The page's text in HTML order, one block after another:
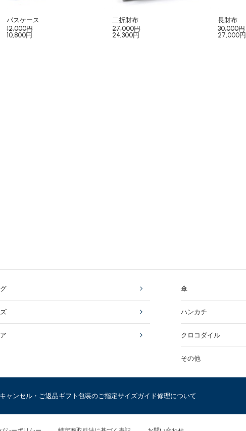
パスケース
12,000円
10,800円
二折財布
27,000円
24,300円
長財布
30,000円
27,000円
傘
ハンカチ
クロコダイル
その他
キャンセル・ご返品ギフト包装のご指定サイズガイド修理について